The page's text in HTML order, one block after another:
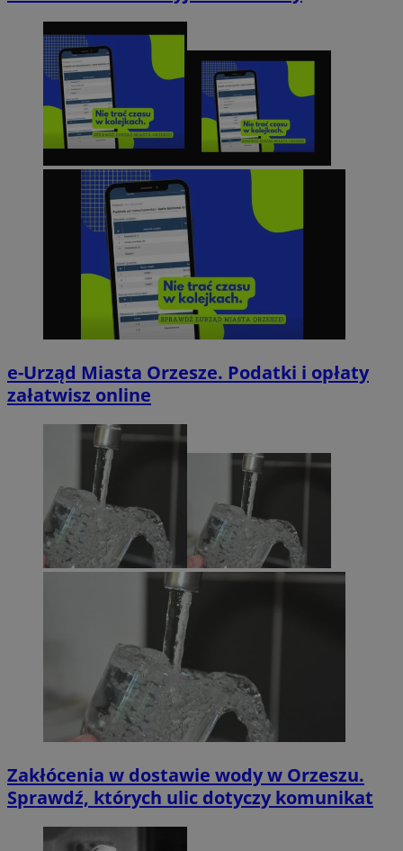
e-Urząd Miasta Orzesze. Podatki i opłaty
załatwisz online
Zakłócenia w dostawie wody w Orzeszu.
Sprawdź, których ulic dotyczy komunikat